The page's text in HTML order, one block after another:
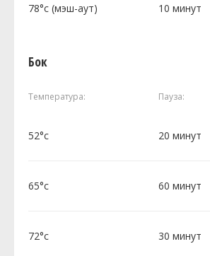
78°c (мэш-аут) 10 минут
Бок
Температура: Пауза:
52°c 20 минут
65°c 60 минут
72°c 30 минут